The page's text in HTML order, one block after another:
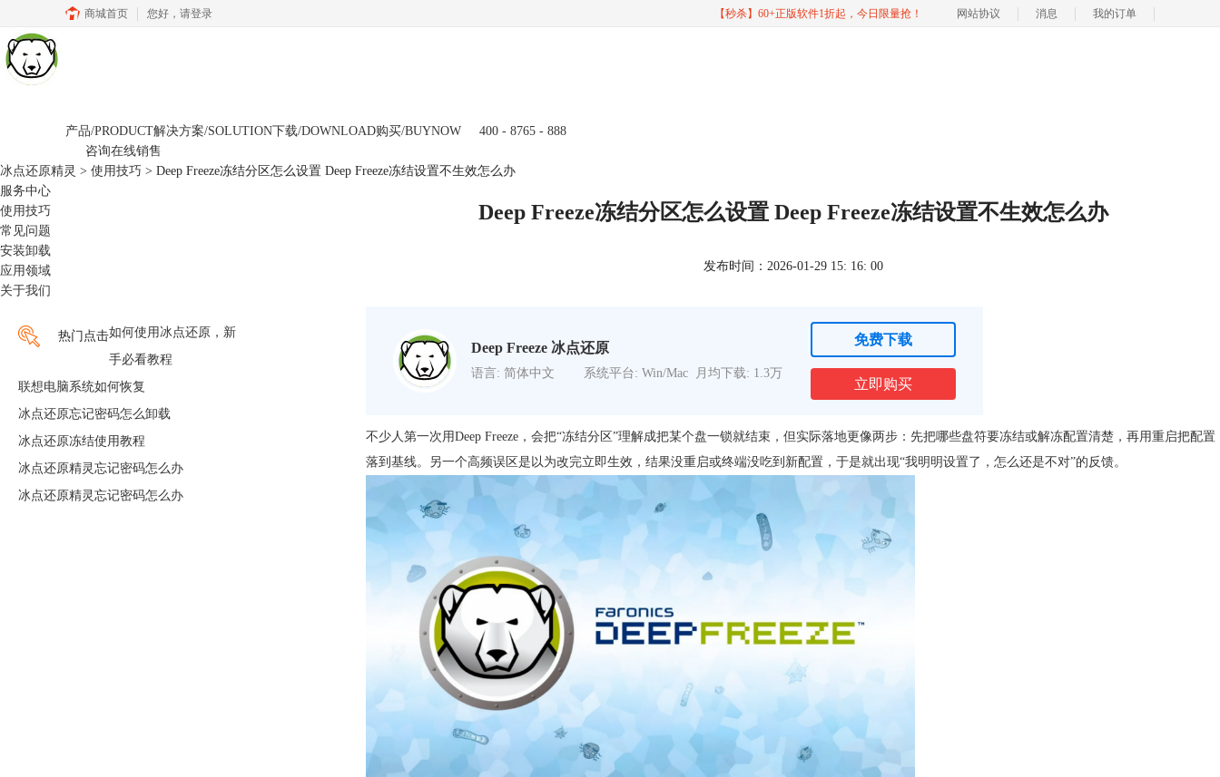
商城首页 您好， 请登录 【秒杀】60+正版软件1折起，今日限量抢！ 网站协议 消息 我的订单
产品/PRODUCT解决方案/SOLUTION下载/DOWNLOAD购买/BUYNOW
400 - 8765 - 888
咨询在线销售
冰点还原精灵 > 使用技巧 > Deep Freeze冻结分区怎么设置 Deep Freeze冻结设置不生效怎么办
服务中心
使用技巧
常见问题
安装卸载
应用领域
关于我们
热门点击如何使用冰点还原，新
手必看教程
联想电脑系统如何恢复
冰点还原忘记密码怎么卸载
冰点还原冻结使用教程
冰点还原精灵忘记密码怎么办
冰点还原精灵忘记密码怎么办
Deep Freeze冻结分区怎么设置 Deep Freeze冻结设置不生效怎么办
发布时间：2026-01-29 15: 16: 00
Deep Freeze 冰点还原
语言: 简体中文 系统平台: Win/Mac 月均下载: 1.3万
免费下载
立即购买
不少人第一次用Deep Freeze，会把“冻结分区”理解成把某个盘一锁就结束，但实际落地更像两步：先把哪些盘符要冻结或解冻配置清楚，再用重启把配置
落到基线。另一个高频误区是以为改完立即生效，结果没重启或终端没吃到新配置，于是就出现“我明明设置了，怎么还是不对”的反馈。